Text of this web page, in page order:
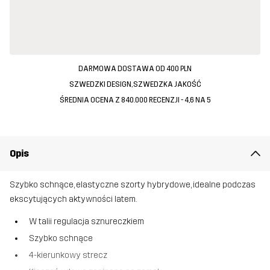
DARMOWA DOSTAWA OD 400 PLN
SZWEDZKI DESIGN, SZWEDZKA JAKOŚĆ
ŚREDNIA OCENA Z 840.000 RECENZJI - 4,6 NA 5
Opis
Szybko schnące, elastyczne szorty hybrydowe, idealne podczas
ekscytujących aktywności latem.
W talii regulacja sznureczkiem
Szybko schnące
4-kierunkowy strecz